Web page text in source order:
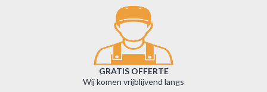
GRATIS OFFERTE
Wij komen vrijblijvend langs